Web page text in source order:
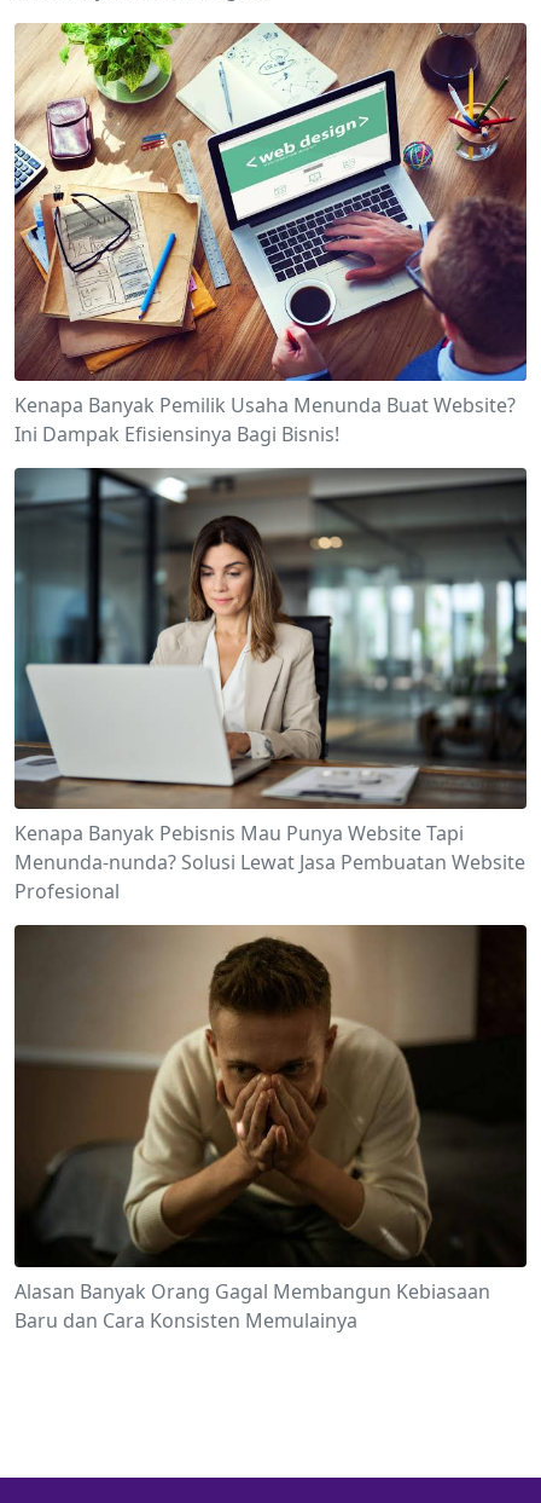
Kenapa Banyak Pemilik Usaha Menunda Buat Website?
Ini Dampak Efisiensinya Bagi Bisnis!
Kenapa Banyak Pebisnis Mau Punya Website Tapi
Menunda-nunda? Solusi Lewat Jasa Pembuatan Website
Profesional
Alasan Banyak Orang Gagal Membangun Kebiasaan
Baru dan Cara Konsisten Memulainya